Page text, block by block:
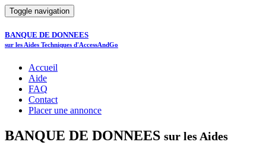
Toggle navigation
BANQUE DE DONNEES
sur les Aides Techniques d'AccessAndGo
Accueil
Aide
FAQ
Contact
Placer une annonce
BANQUE DE DONNEES sur les Aides